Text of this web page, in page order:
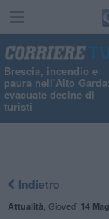
Brescia, incendio e
paura nell'Alto Garda:
evacuate decine di
turisti
Indietro
Attualità Giovedì 14